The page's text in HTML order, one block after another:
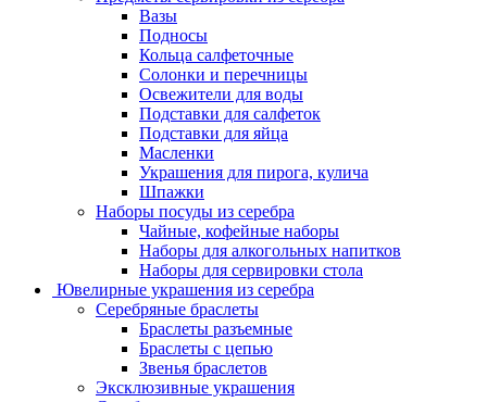
Вазы
Подносы
Кольца салфеточные
Солонки и перечницы
Освежители для воды
Подставки для салфеток
Подставки для яйца
Масленки
Украшения для пирога, кулича
Шпажки
Наборы посуды из серебра
Чайные, кофейные наборы
Наборы для алкогольных напитков
Наборы для сервировки стола
Ювелирные украшения из серебра
Серебряные браслеты
Браслеты разъемные
Браслеты с цепью
Звенья браслетов
Эксклюзивные украшения